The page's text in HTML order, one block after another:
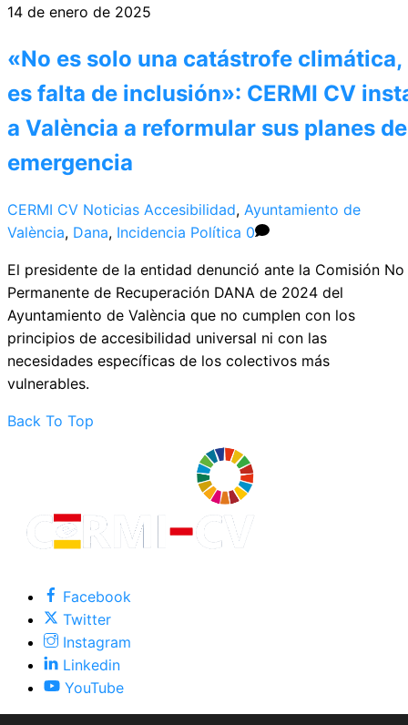
14 de enero de 2025
«No es solo una catástrofe climática,
es falta de inclusión»: CERMI CV
a València a reformular sus planes de
emergencia
CERMI CV Noticias Accesibilidad, Ayuntamiento de
València, Dana, Incidencia Política 0
El presidente de la entidad denunció ante la Comisión No
Permanente de Recuperación DANA de 2024 del
Ayuntamiento de València que no cumplen con los
principios de accesibilidad universal ni con las
necesidades específicas de los colectivos más
vulnerables.
Back To Top
Facebook
Twitter
Instagram
Linkedin
YouTube